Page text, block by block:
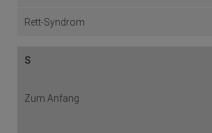
Rett-Syndrom
S
Zum Anfang